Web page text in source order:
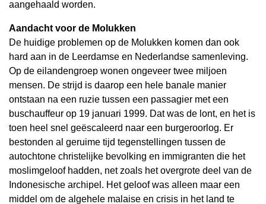
aangehaald worden.
Aandacht voor de Molukken
De huidige problemen op de Molukken komen dan ook
hard aan in de Leerdamse en Nederlandse samenleving.
Op de eilandengroep wonen ongeveer twee miljoen
mensen. De strijd is daarop een hele banale manier
ontstaan na een ruzie tussen een passagier met een
buschauffeur op 19 januari 1999. Dat was de lont, en het is
toen heel snel geëscaleerd naar een burgeroorlog. Er
bestonden al geruime tijd tegenstellingen tussen de
autochtone christelijke bevolking en immigranten die het
moslimgeloof hadden, net zoals het overgrote deel van de
Indonesische archipel. Het geloof was alleen maar een
middel om de algehele malaise en crisis in het land te